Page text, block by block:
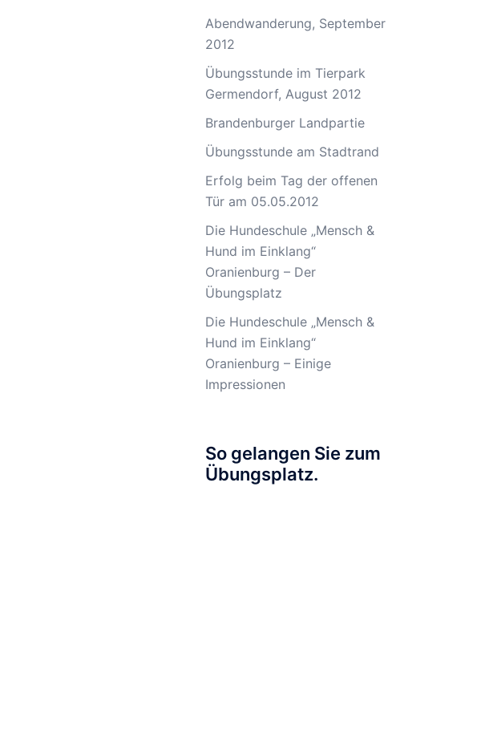
Abendwanderung, September
2012
Übungsstunde im Tierpark
Germendorf, August 2012
Brandenburger Landpartie
Übungsstunde am Stadtrand
Erfolg beim Tag der offenen
Tür am 05.05.2012
Die Hundeschule „Mensch &
Hund im Einklang“
Oranienburg – Der
Übungsplatz
Die Hundeschule „Mensch &
Hund im Einklang“
Oranienburg – Einige
Impressionen
So gelangen Sie zum
Übungsplatz.